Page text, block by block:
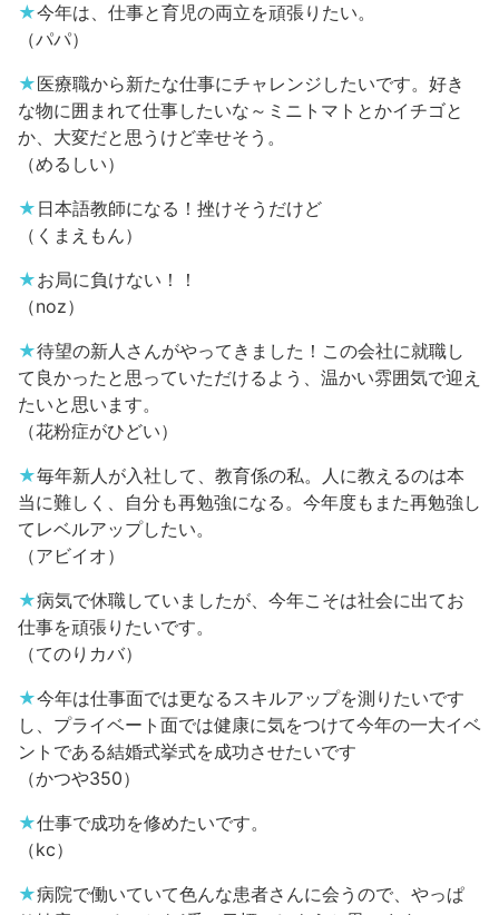
★今年は、仕事と育児の両立を頑張りたい。
（パパ）
★医療職から新たな仕事にチャレンジしたいです。好き
な物に囲まれて仕事したいな～ミニトマトとかイチゴと
か、大変だと思うけど幸せそう。
（めるしい）
★ 日本語教師になる！挫けそうだけど
（くまえもん）
★お局に負けない！！
（noz）
★待望の新人さんがやってきました！この会社に就職し
て良かったと思っていただけるよう、温かい雰囲気で迎え
たいと思います。
（花粉症がひどい）
★毎年新人が入社して、教育係の私。人に教えるのは本
当に難しく、自分も再勉強になる。今年度もまた再勉強し
てレベルアップしたい。
（アビイオ）
★病気で休職していましたが、今年こそは社会に出てお
仕事を頑張りたいです。
（てのりカバ）
★今年は仕事面では更なるスキルアップを測りたいです
し、プライベート面では健康に気をつけて今年の一大イベ
ントである結婚式挙式を成功させたいです
（かつや350）
★仕事で成功を修めたいです。
（kc）
★病院で働いていて色んな患者さんに会うので、やっぱ